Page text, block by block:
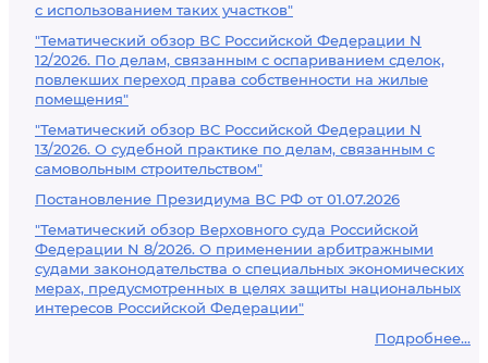
с использованием таких участков"
"Тематический обзор ВС Российской Федерации N
12/2026. По делам, связанным с оспариванием сделок,
повлекших переход права собственности на жилые
помещения"
"Тематический обзор ВС Российской Федерации N
13/2026. О судебной практике по делам, связанным с
самовольным строительством"
Постановление Президиума ВС РФ от 01.07.2026
"Тематический обзор Верховного суда Российской
Федерации N 8/2026. О применении арбитражными
судами законодательства о специальных экономических
мерах, предусмотренных в целях защиты национальных
интересов Российской Федерации"
Подробнее...